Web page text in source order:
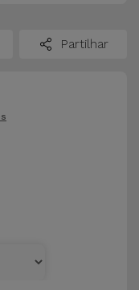
Partilhar